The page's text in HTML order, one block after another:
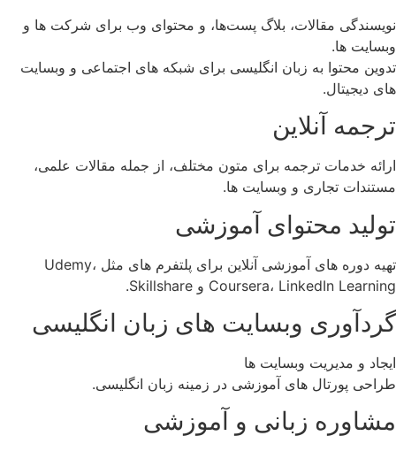
نویسندگی مقالات، بلاگ‌ پست‌ها، و محتوای وب برای شرکت‌ ها و
وبسایت ‌ها.
تدوین محتوا به زبان انگلیسی برای شبکه‌ های اجتماعی و وبسایت‌
های دیجیتال.
ترجمه آنلاین
ارائه خدمات ترجمه برای متون مختلف، از جمله مقالات علمی،
مستندات تجاری و وبسایت‌ ها.
تولید محتوای آموزشی
تهیه دوره ‌های آموزشی آنلاین برای پلتفرم ‌های مثل Udemy،
Coursera، LinkedIn Learning و Skillshare.
گردآوری وبسایت‌ های زبان انگلیسی
ایجاد و مدیریت وبسایت ‌ها
طراحی پورتال ‌های آموزشی در زمینه زبان انگلیسی.
مشاوره زبانی و آموزشی